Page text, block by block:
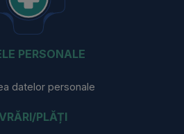
PERSONALE
datelor personale
PLĂȚI